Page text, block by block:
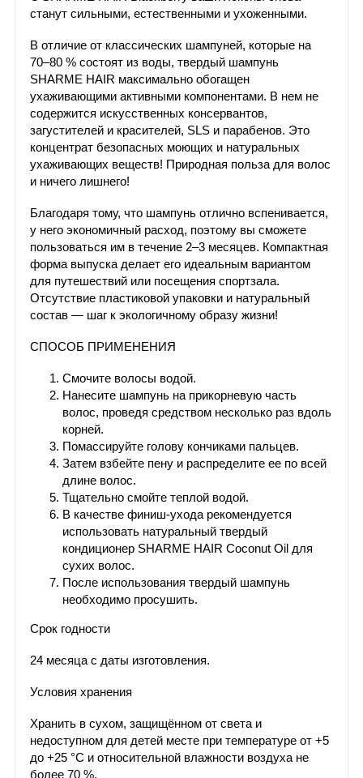
станут сильными, естественными и ухоженными.
В отличие от классических шампуней, которые на
70–80 % состоят из воды, твердый шампунь
SHARME HAIR максимально обогащен
ухаживающими активными компонентами. В нем не
содержится искусственных консервантов,
загустителей и красителей, SLS и парабенов. Это
концентрат безопасных моющих и натуральных
ухаживающих веществ! Природная польза для волос
и ничего лишнего!
Благодаря тому, что шампунь отлично вспенивается,
у него экономичный расход, поэтому вы сможете
пользоваться им в течение 2–3 месяцев. Компактная
форма выпуска делает его идеальным вариантом
для путешествий или посещения спортзала.
Отсутствие пластиковой упаковки и натуральный
состав — шаг к экологичному образу жизни!
СПОСОБ ПРИМЕНЕНИЯ
Смочите волосы водой.
Нанесите шампунь на прикорневую часть
волос, проведя средством несколько раз вдоль
корней.
Помассируйте голову кончиками пальцев.
Затем взбейте пену и распределите ее по всей
длине волос.
Тщательно смойте теплой водой.
В качестве финиш-ухода рекомендуется
использовать натуральный твердый
кондиционер SHARME HAIR Coconut Oil для
сухих волос.
После использования твердый шампунь
необходимо просушить.
Срок годности
24 месяца с даты изготовления.
Условия хранения
Хранить в сухом, защищённом от света и
недоступном для детей месте при температуре от +5
до +25 °С и относительной влажности воздуха не
более 70 %.